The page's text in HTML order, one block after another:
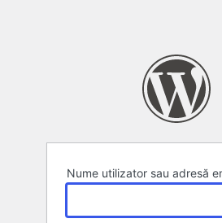
Nume utilizator sau adresă